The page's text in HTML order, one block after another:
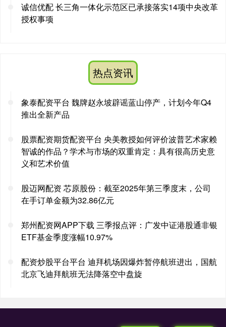
诚信优配 长三角一体化示范区已承接落实14项中央改革
授权事项
热点资讯
象泰配资平台 魏牌赵永坡辟谣蓝山停产，计划今年Q4
推出全新产品
股票配资期货配资平台 央美教授如何评价波普艺术家赖
智诚的作品？学术与市场的双重肯定：具有很高历史意
义和艺术价值
股迈网配资 芯原股份：截至2025年第三季度末，公司
在手订单金额为32.86亿元
郑州配资网APP下载 三季报点评：广发中证港股通非银
ETF基金季度涨幅10.97%
配资炒股平台平台 迪拜机场因爆炸暂停航班进出，国航
北京飞迪拜航班无法降落空中盘旋